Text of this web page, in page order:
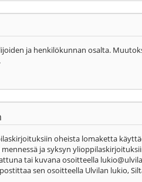
ja henkilökunnan osalta.
oheista lomaketta
ja syksyn
tai kuvana osoitteella
sen osoitteella Ulvilan lukio,